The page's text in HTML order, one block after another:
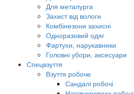
Для металурга
Захист від вологи
Комбінезони захисні
Одноразовий одяг
Фартухи, нарукавники
Головні убори, аксесуари
Спецвзуття
Взуття робоче
Сандалі робочі